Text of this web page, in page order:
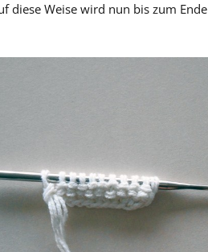
diese Weise wird nun bis zum Ende